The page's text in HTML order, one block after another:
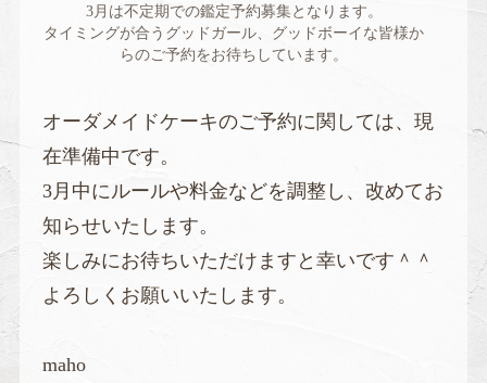
3月は不定期での鑑定予約募集となります。
タイミングが合うグッドガール、グッドボーイな皆様か
らのご予約をお待ちしています。
オーダメイドケーキのご予約に関しては、現
在準備中です。
3月中にルールや料金などを調整し、改めてお
知らせいたします。
楽しみにお待ちいただけますと幸いです＾＾
よろしくお願いいたします。
maho